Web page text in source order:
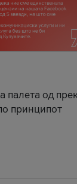
палета од
принципот